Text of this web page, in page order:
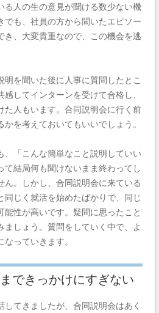
る人の生の意見が聞ける数少ない機
でも、社員の方から聞いたエピソー
き、大変貴重なので、この機会を逃
を聞いた後に人事に質問したとこ
してインターンを受けて合格し、
た人もいます。合同説明会に行く前
を考えておいてもいいでしょう。
、「こんな簡単なこと説明していい
て結局何も聞けないまま終わってし
ん。しかし、合同説明会に来ている
同じく就活を始めたばかりで、同じ
能性が高いです。疑問に思ったこと
ましょう。質問をしていく中で、よ
っていきます。
できっかけにすぎない
てきましたが、合同説明会はあく